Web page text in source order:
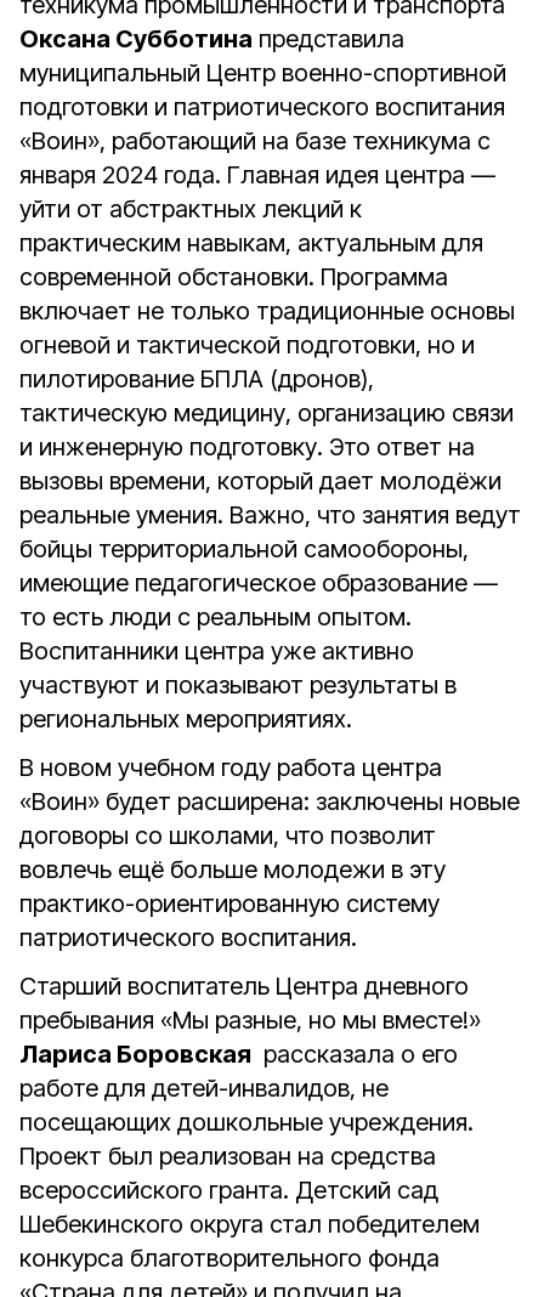
Оксана Субботина представила
муниципальный Центр военно-спортивной
подготовки и патриотического воспитания
«Воин», работающий на базе техникума с
января 2024 года. Главная идея центра —
уйти от абстрактных лекций к
практическим навыкам, актуальным для
современной обстановки. Программа
включает не только традиционные основы
огневой и тактической подготовки, но и
пилотирование БПЛА (дронов),
тактическую медицину, организацию связи
и инженерную подготовку. Это ответ на
вызовы времени, который дает молодёжи
реальные умения. Важно, что занятия ведут
бойцы территориальной самообороны,
имеющие педагогическое образование —
то есть люди с реальным опытом.
Воспитанники центра уже активно
участвуют и показывают результаты в
региональных мероприятиях.
В новом учебном году работа центра
«Воин» будет расширена: заключены новые
договоры со школами, что позволит
вовлечь ещё больше молодежи в эту
практико-ориентированную систему
патриотического воспитания.
Старший воспитатель Центра дневного
пребывания «Мы разные, но мы вместе!»
Лариса Боровская рассказала о его
работе для детей-инвалидов, не
посещающих дошкольные учреждения.
Проект был реализован на средства
всероссийского гранта. Детский сад
Шебекинского округа стал победителем
конкурса благотворительного фонда